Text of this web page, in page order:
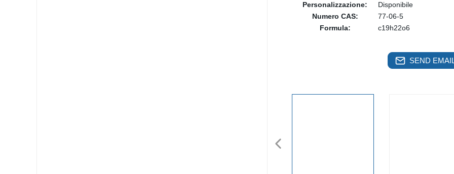
Personalizzazione:
Disponibile
Numero CAS:
77-06-5
Formula:
c19h22o6
SEND